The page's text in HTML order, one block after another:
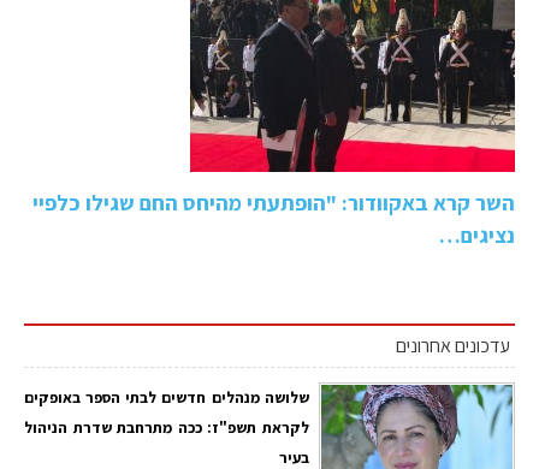
השר קרא באקוודור: "הופתעתי מהיחס החם שגילו כלפיי
נציגים…
עדכונים אחרונים
שלושה מנהלים חדשים לבתי הספר באופקים
לקראת תשפ"ז: ככה מתרחבת שדרת הניהול
בעיר